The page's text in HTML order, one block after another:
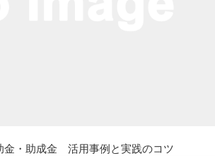
金・助成金 活用事例と実践のコツ